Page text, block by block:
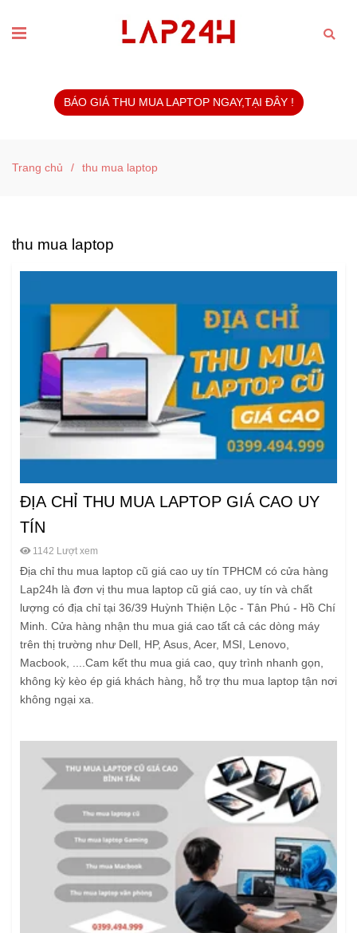
BÁO GIÁ THU MUA LAPTOP NGAY,TẠI ĐÂY !
Trang chủ / thu mua laptop
thu mua laptop
ĐỊA CHỈ THU MUA LAPTOP GIÁ CAO UY
TÍN
1142 Lượt xem
Địa chỉ thu mua laptop cũ giá cao uy tín TPHCM có cửa hàng
Lap24h là đơn vị thu mua laptop cũ giá cao, uy tín và chất
lượng có địa chỉ tại 36/39 Huỳnh Thiện Lộc - Tân Phú - Hồ Chí
Minh. Cửa hàng nhận thu mua giá cao tất cả các dòng máy
trên thị trường như Dell, HP, Asus, Acer, MSI, Lenovo,
Macbook, ....Cam kết thu mua giá cao, quy trình nhanh gọn,
không kỳ kèo ép giá khách hàng, hỗ trợ thu mua laptop tận nơi
không ngại xa.